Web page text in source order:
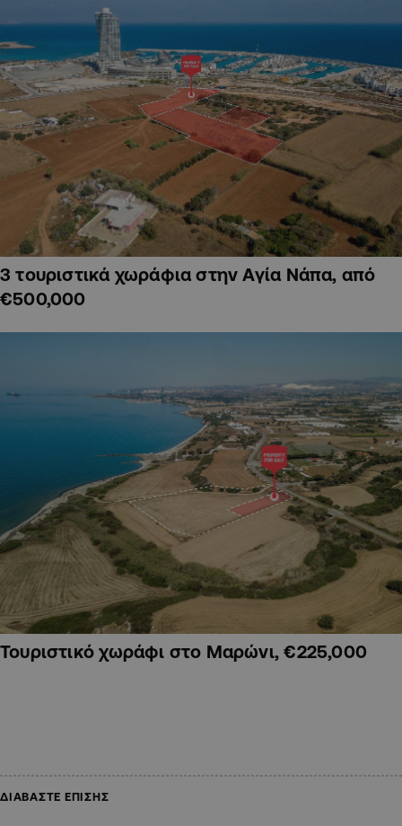
3 τουριστικά χωράφια στην Αγία Νάπα, από
€500,000
Τουριστικό χωράφι στο Μαρώνι, €225,000
ΔΙΑΒΑΣΤΕ ΕΠΙΣΗΣ